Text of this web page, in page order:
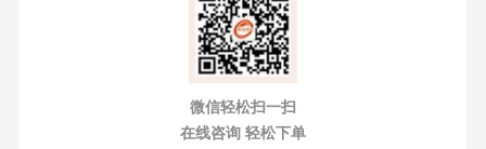
微信轻松扫一扫
在线咨询 轻松下单